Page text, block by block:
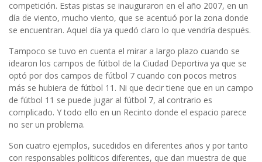
competición. Estas pistas se inauguraron en el año 2007, en un
día de viento, mucho viento, que se acentuó por la zona donde
se encuentran. Aquel día ya quedó claro lo que vendría después.
Tampoco se tuvo en cuenta el mirar a largo plazo cuando se
idearon los campos de fútbol de la Ciudad Deportiva ya que se
optó por dos campos de fútbol 7 cuando con pocos metros
más se hubiera de fútbol 11. Ni que decir tiene que en un campo
de fútbol 11 se puede jugar al fútbol 7, al contrario es
complicado. Y todo ello en un Recinto donde el espacio parece
no ser un problema.
Son cuatro ejemplos, sucedidos en diferentes años y por tanto
con responsables políticos diferentes, que dan muestra de que